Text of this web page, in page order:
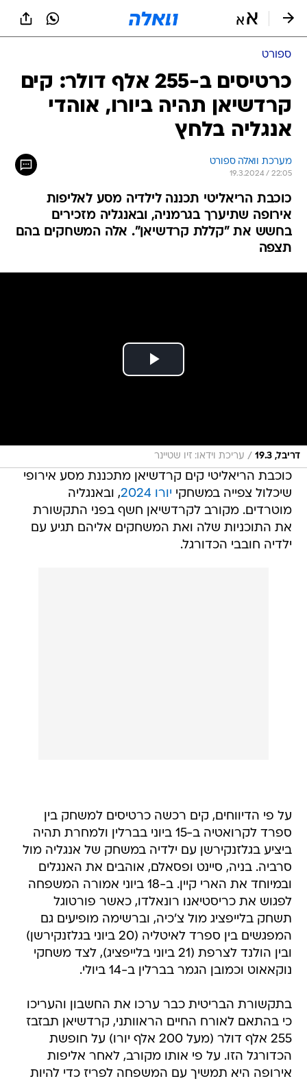
ספורט
כרטיסים ב-255 אלף דולר: קים
קרדשיאן תהיה ביורו, אוהדי
אנגליה בלחץ
מערכת וואלה ספורט
19.3.2024 / 22:05
כוכבת הריאליטי תכננה לילדיה מסע לאליפות
אירופה שתיערך בגרמניה, ובאנגליה מזכירים
בחשש את "קללת קרדשיאן". אלה המשחקים בהם
תצפה
דריבל, 19.3 / עריכת וידאו: זיו שטיינר
כוכבת הריאליטי קים קרדשיאן מתכננת מסע אירופי
שיכלול צפייה במשחקי יורו 2024
, ובאנגליה
מוטרדים. מקורב לקרדשיאן חשף בפני התקשורת
את התוכניות שלה ואת המשחקים אליהם תגיע עם
ילדיה חובבי הכדורגל.
על פי הדיווחים, קים רכשה כרטיסים למשחק בין
ספרד לקרואטיה ב-15 ביוני בברלין ולמחרת תהיה
ביציע בגלזנקירשן עם ילדיה במשחק של אנגליה מול
סרביה. בניה, סיינט ופסאלם, אוהבים את האנגלים
ובמיוחד את הארי קיין. ב-18 ביוני אמורה המשפחה
לפגוש את כריסטיאנו רונאלדו, כאשר פורטוגל
תשחק בלייפציג מול צ'כיה, וברשימה מופיעים גם
המפגשים בין ספרד לאיטליה (20 ביוני בגלזנקירשן)
ובין הולנד לצרפת (21 ביוני בלייפציג), לצד משחקי
נוקאאוט וכמובן הגמר בברלין ב-14 ביולי.
בתקשורת הבריטית כבר ערכו את החשבון והעריכו
כי בהתאם לאורח החיים הראוותני, קרדשיאן תבזבז
255 אלף דולר (מעל 200 אלף יורו) על חופשת
הכדורגל הזו. על פי אותו מקורב, לאחר אליפות
אירופה היא תמשיך עם המשפחה לפריז כדי להיות